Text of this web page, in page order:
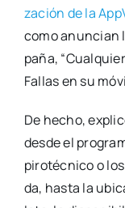
za­ción de la
como anun­cian
pa­ña,
Fallas en su
De hecho,
des­de el
piro­téc­ni­co o
da, has­ta la